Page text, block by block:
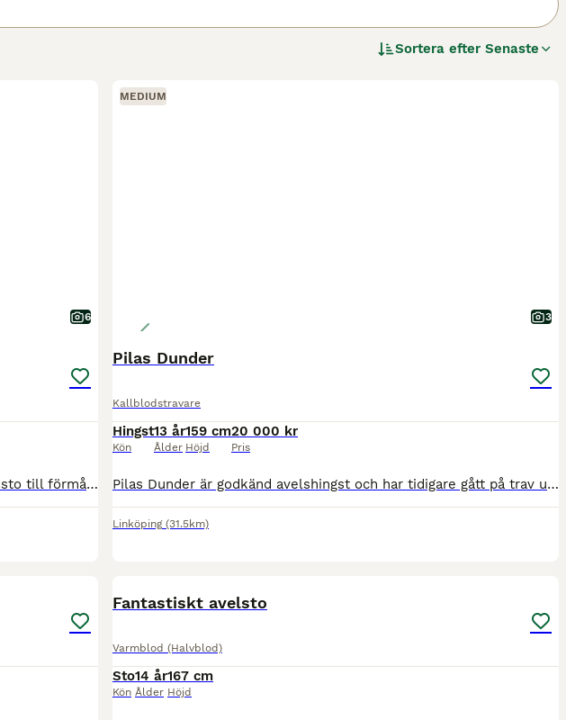
Sortera efter Senaste
6
Nu har du chansen att köpa ett fint välstammat avelssto till förmånligt pris. Grandessa har bara gått i avel och är inte riden eller Körd. Jag köpte Grandessa för ca 1 år sedan med föl vid sidan och t
MEDIUM
3
Pilas Dunder
Kallblodstravare
Hingst
Kön
13 år
Ålder
159 cm
Höjd
20 000 kr
Pris
Pilas Dunder är godkänd avelshingst och har tidigare gått på trav under många år. Då hans stambok inte innehåller någon av de stora hingstarna passar han bra till avelschansen. Han är mycket riden för
Linköping (31.5km)
Fantastiskt avelsto
Varmblod (Halvblod)
Sto
Kön
14 år
Ålder
167 cm
Höjd